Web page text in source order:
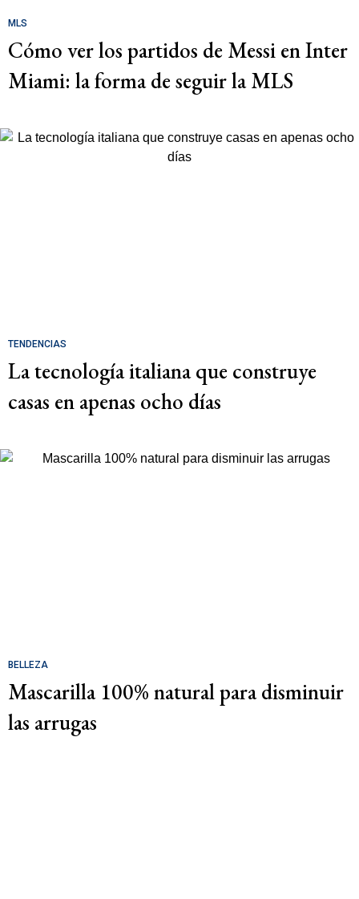
MLS
Cómo ver los partidos de Messi en Inter
Miami: la forma de seguir la MLS
TENDENCIAS
La tecnología italiana que construye
casas en apenas ocho días
BELLEZA
Mascarilla 100% natural para disminuir
las arrugas